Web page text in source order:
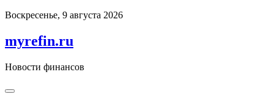
Перейти
содержимому
Воскресенье, 9 августа 2026
myrefin.ru
Новости финансов